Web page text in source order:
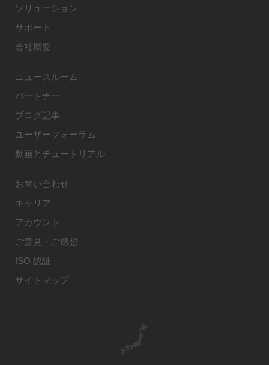
ソリューション
サポート
会社概要
ニュースルーム
パートナー
ブログ記事
ユーザーフォーラム
動画とチュートリアル
お問い合わせ
キャリア
アカウント
ご意見・ご感想
ISO 認証
サイトマップ